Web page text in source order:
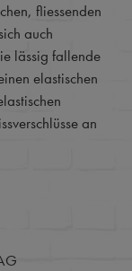
fliessenden
auch
lässig fallende
elastischen
an